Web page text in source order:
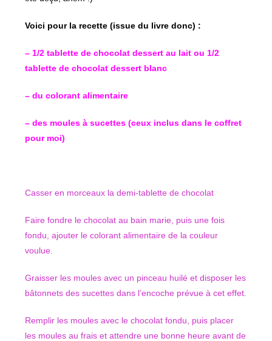
Voici pour la recette (issue du livre donc) :
– 1/2 tablette de chocolat dessert au lait ou 1/2
tablette de chocolat dessert blanc
– du colorant alimentaire
– des moules à sucettes (ceux inclus dans le coffret
pour moi)
Casser en morceaux la demi-tablette de chocolat
Faire fondre le chocolat au bain marie, puis une fois
fondu, ajouter le colorant alimentaire de la couleur
voulue.
Graisser les moules avec un pinceau huilé et disposer les
bâtonnets des sucettes dans l’encoche prévue à cet effet.
Remplir les moules avec le chocolat fondu, puis placer
les moules au frais et attendre une bonne heure avant de